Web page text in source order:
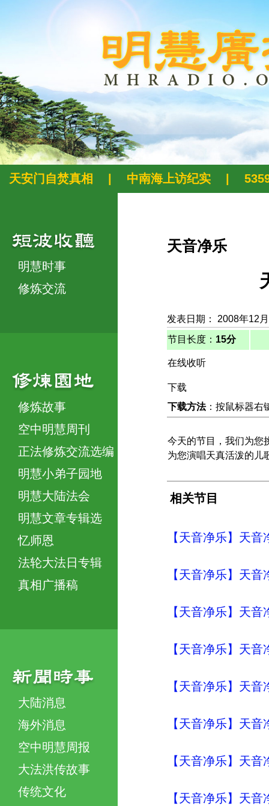
天安门自焚真相 中南海上访纪实
明慧时事
修炼交流
修炼故事
空中明慧周刊
正法修炼交流选编
明慧小弟子园地
明慧大陆法会
明慧文章专辑选
忆师恩
法轮大法日专辑
真相广播稿
大陆消息
海外消息
空中明慧周报
大法洪传故事
传统文化
天音净乐
发表日期： 2008年12
节目长度： 15分
在线收听
下载
下载方法：按鼠标器右
今天的节目，我们为您
为您演唱天真活泼的儿
相关节目
【天音净乐】天
【天音净乐】天
【天音净乐】天
【天音净乐】天
【天音净乐】天
【天音净乐】天
【天音净乐】天
【天音净乐】天